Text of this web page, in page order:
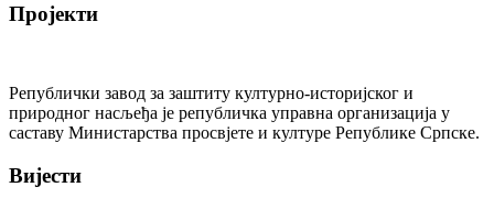
Пројекти
Републички завод за заштиту културно-историјског и
природног насљеђа је републичка управна организација у
саставу Министарства просвјете и културе Републике Српске.
Вијести